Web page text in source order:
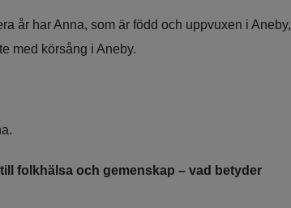
år har Anna, som är född och uppvuxen i Aneby,
med körsång i Aneby.
folkhälsa och gemenskap – vad betyder